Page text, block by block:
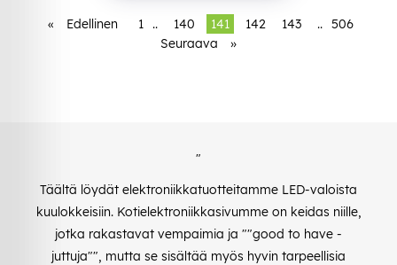
« Edellinen 1 .. 140 141 142 143 .. 506
Seuraava
»
"
Täältä löydät elektroniikkatuotteitamme LED-valoista
kuulokkeisiin. Kotielektroniikkasivumme on keidas niille,
jotka rakastavat vempaimia ja ""good to have -
juttuja"", mutta se sisältää myös hyvin tarpeellisia